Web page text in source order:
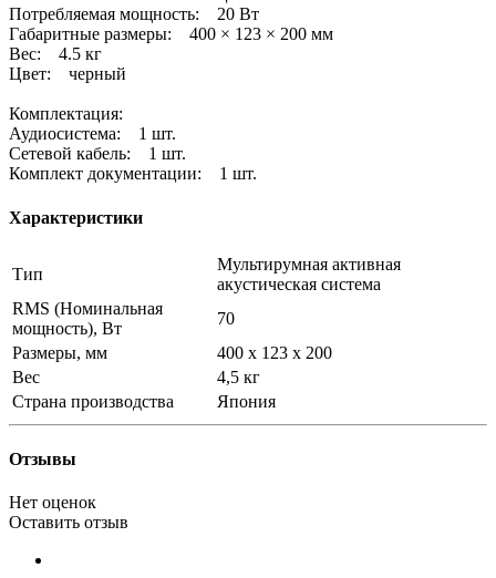
Потребляемая мощность: 20 Вт
Габаритные размеры: 400 × 123 × 200 мм
Вес: 4.5 кг
Цвет: черный
Комплектация:
Аудиосистема: 1 шт.
Сетевой кабель: 1 шт.
Комплект документации: 1 шт.
Характеристики
Тип
Мультирумная активная
акустическая система
RMS (Номинальная
мощность), Вт
70
Размеры, мм
400 x 123 x 200
Вес
4,5 кг
Страна производства
Япония
Отзывы
Нет оценок
Оставить отзыв